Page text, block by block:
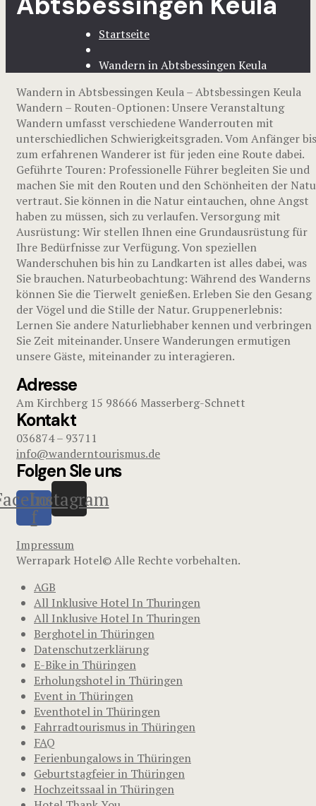
Startseite
Wandern in Abtsbessingen Keula
Wandern in Abtsbessingen Keula – Abtsbessingen Keula
Wandern – Routen-Optionen: Unsere Veranstaltung
Wandern umfasst verschiedene Wanderrouten mit
unterschiedlichen Schwierigkeitsgraden. Vom Anfänger bis
zum erfahrenen Wanderer ist für jeden eine Route dabei.
Geführte Touren: Professionelle Führer begleiten Sie und
machen Sie mit den Routen und den Schönheiten der
vertraut. Sie können in die Natur eintauchen, ohne Angst
haben zu müssen, sich zu verlaufen. Versorgung mit
Ausrüstung: Wir stellen Ihnen eine Grundausrüstung für
Ihre Bedürfnisse zur Verfügung. Von speziellen
Wanderschuhen bis hin zu Landkarten ist alles dabei, was
Sie brauchen. Naturbeobachtung: Während des Wanderns
können Sie die Tierwelt genießen. Erleben Sie den Gesang
der Vögel und die Stille der Natur. Gruppenerlebnis:
Lernen Sie andere Naturliebhaber kennen und verbringen
Sie Zeit miteinander. Unsere Wanderungen ermutigen
unsere Gäste, miteinander zu interagieren.
Adresse
Am Kirchberg 15 98666 Masserberg-Schnett
Kontakt
036874 – 93711
info@wanderntourismus.de
Folgen SIe uns
f
Instagram
Impressum
Werrapark Hotel© Alle Rechte vorbehalten.
AGB
All Inklusive Hotel In Thuringen
All Inklusive Hotel In Thuringen
Berghotel in Thüringen
Datenschutzerklärung
E-Bike in Thüringen
Erholungshotel in Thüringen
Event in Thüringen
Eventhotel in Thüringen
Fahrradtourismus in Thüringen
FAQ
Ferienbungalows in Thüringen
Geburtstagfeier in Thüringen
Hochzeitssaal in Thüringen